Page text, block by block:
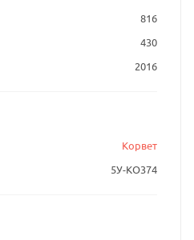
816
430
2016
Корвет
5У-КО374